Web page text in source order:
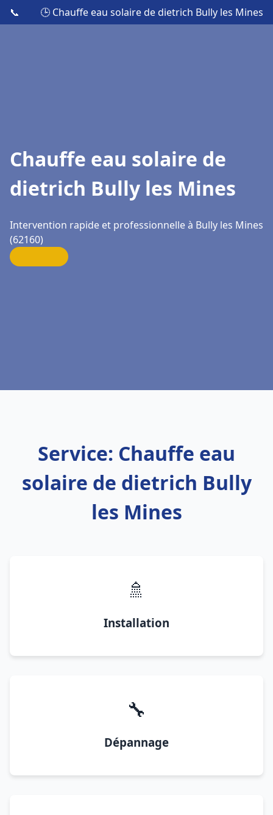
📞 🕒 Chauffe eau solaire de dietrich Bully les Mines
Chauffe eau solaire de
dietrich Bully les Mines
Intervention rapide et professionnelle à Bully les Mines
(62160)
Service: Chauffe eau
solaire de dietrich Bully
les Mines
🚿
Installation
🔧
Dépannage